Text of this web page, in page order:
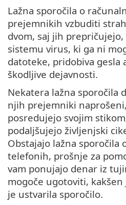
Lažna sporočila o
prejemnikih vzbuditi
dvom, saj jih
sistemu virus, ki ga ni
datoteke, pridobiva gesla
škodljive dejavnosti.
Nekatera lažna sporočila
njih prejemniki
posredujejo svojim
podaljšujejo življenjski
Obstajajo lažna sporočila
telefonih, prošnje za
vam ponujajo denar iz
mogoče ugotoviti,
je ustvarila sporočilo.